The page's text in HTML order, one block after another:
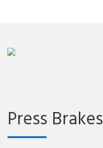
Press Brakes